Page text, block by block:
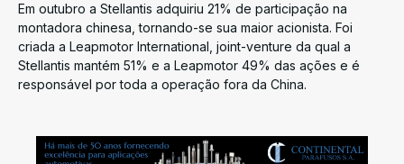
Em outubro a Stellantis adquiriu 21% de participação na
montadora chinesa, tornando-se sua maior acionista. Foi
criada a Leapmotor International, joint-venture da qual a
Stellantis mantém 51% e a Leapmotor 49% das ações e é
responsável por toda a operação fora da China.